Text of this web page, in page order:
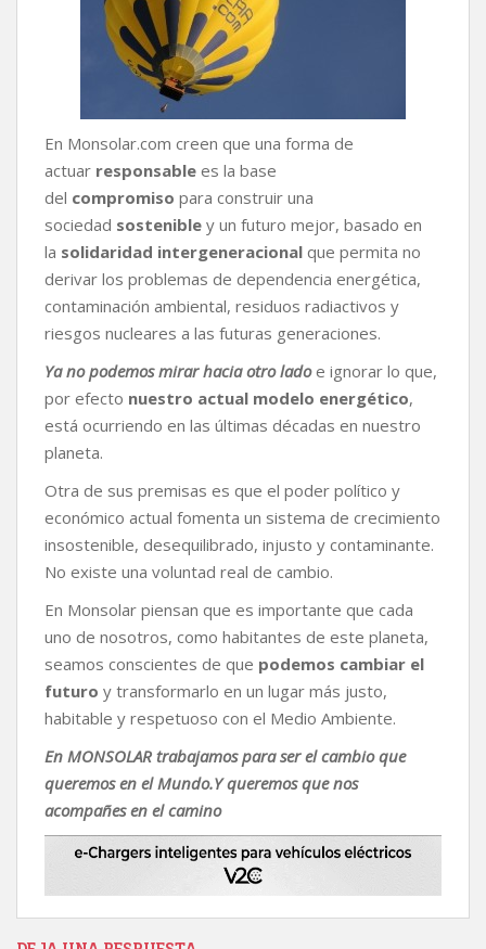
En Monsolar.com creen que una forma de
actuar responsable es la base
del compromiso para construir una
sociedad sostenible y un futuro mejor, basado en
la solidaridad intergeneracional que permita no
derivar los problemas de dependencia energética,
contaminación ambiental, residuos radiactivos y
riesgos nucleares a las futuras generaciones.
Ya no podemos mirar hacia otro ladoe ignorar lo que,
por efecto nuestro actual modelo energético,
está ocurriendo en las últimas décadas en nuestro
planeta.
Otra de sus premisas es que el poder político y
económico actual fomenta un sistema de crecimiento
insostenible, desequilibrado, injusto y contaminante.
No existe una voluntad real de cambio.
En Monsolar piensan que es importante que cada
uno de nosotros, como habitantes de este planeta,
seamos conscientes de que podemos cambiar el
futuro y transformarlo en un lugar más justo,
habitable y respetuoso con el Medio Ambiente.
En MONSOLAR trabajamos para ser el cambio que
queremos en el Mundo.Y queremos que nos
acompañes en el camino